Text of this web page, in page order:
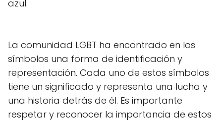
azul.
La comunidad LGBT ha encontrado en los
símbolos una forma de identificación y
representación. Cada uno de estos símbolos
tiene un significado y representa una lucha y
una historia detrás de él. Es importante
respetar y reconocer la importancia de estos